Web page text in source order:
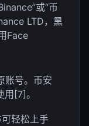
或“币
LTD，黑
Face
账号。币安
[7]。
轻松上手